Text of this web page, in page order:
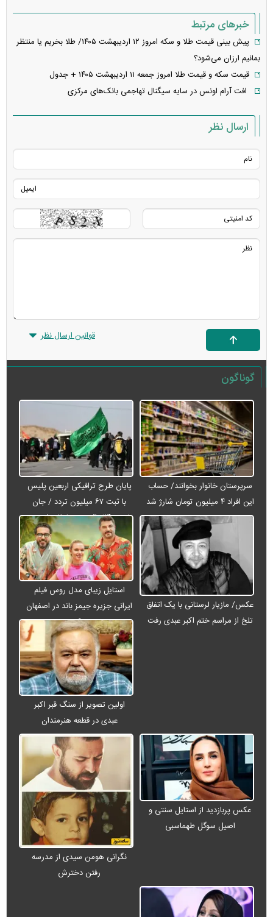
خبرهای مرتبط
پیش بینی قیمت طلا و سکه امروز ۱۲ اردیبهشت ۱۴۰۵/ طلا بخریم یا منتظر
بمانیم ارزان می‌شود؟
قیمت سکه و قیمت طلا امروز جمعه ۱۱ اردیبهشت ۱۴۰۵ + جدول
افت آرام اونس در سایه سیگنال تهاجمی بانک‌های مرکزی
ارسال نظر
قوانین ارسال نظر
گوناگون
سرپرستان خانوار بخوانند/ حساب
این افراد ۴ میلیون تومان شارژ شد
پایان طرح ترافیکی اربعین پلیس
با ثبت ۶۷ میلیون تردد / جان
باختن ۲۴ زائر در تصادفات اربعینی
عکس/ مازیار لرستانی با یک اتفاق
تلخ از مراسم ختم اکبر عبدی رفت
استایل زیبای مدل روس فیلم
ایرانی جزیره جیمز باند در اصفهان
+ عکس
اولین تصویر از سنگ قبر اکبر
عبدی در قطعه هنرمندان
عکس پربازدید از استایل سنتی و
اصیل سوگل طهماسبی
نگرانی هومن سیدی از مدرسه
رفتن دخترش